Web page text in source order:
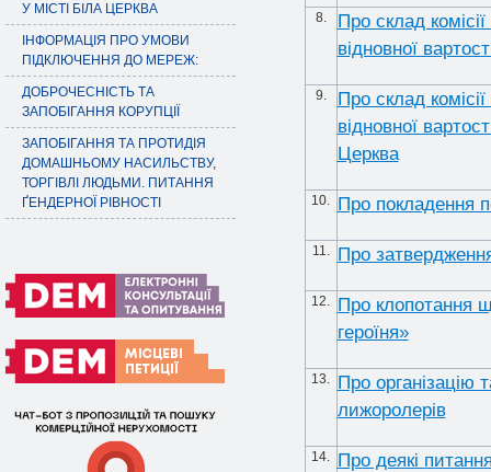
У МІСТІ БІЛА ЦЕРКВА
ІНФОРМАЦІЯ ПРО УМОВИ
ПІДКЛЮЧЕННЯ ДО МЕРЕЖ:
ДОБРОЧЕСНІСТЬ ТА
ЗАПОБІГАННЯ КОРУПЦІЇ
ЗАПОБІГАННЯ ТА ПРОТИДІЯ
ДОМАШНЬОМУ НАСИЛЬСТВУ,
ТОРГІВЛІ ЛЮДЬМИ. ПИТАННЯ
ҐЕНДЕРНОЇ РІВНОСТІ
8.
Про склад
відновної
9.
Про склад
відновної
Церква
10. Про покладення
11. Про
12. Про клопотання
героїня»
13. Про організацію
лижоролерів
14. Про деякі